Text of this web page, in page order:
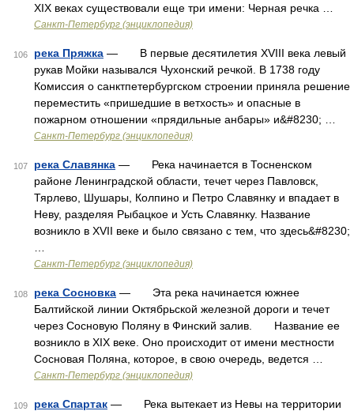
XIX веках существовали еще три имени: Черная речка …
Санкт-Петербург (энциклопедия)
106 река Пряжка — В первые десятилетия XVIII века левый
рукав Мойки назывался Чухонский речкой. В 1738 году
Комиссия о санктпетербургском строении приняла решение
переместить «пришедшие в ветхость» и опасные в
пожарном отношении «прядильные анбары» и&#8230; …
Санкт-Петербург (энциклопедия)
107 река Славянка — Река начинается в Тосненском
районе Ленинградской области, течет через Павловск,
Тярлево, Шушары, Колпино и Петро Славянку и впадает в
Неву, разделяя Рыбацкое и Усть Славянку. Название
возникло в XVII веке и было связано с тем, что здесь&#8230;
Санкт-Петербург (энциклопедия)
108 река Сосновка — Эта река начинается южнее
Балтийской линии Октябрьской железной дороги и течет
через Сосновую Поляну в Финский залив. Название ее
возникло в XIX веке. Оно происходит от имени местности
Сосновая Поляна, которое, в свою очередь, ведется …
Санкт-Петербург (энциклопедия)
109 река Спартак — Река вытекает из Невы на территории